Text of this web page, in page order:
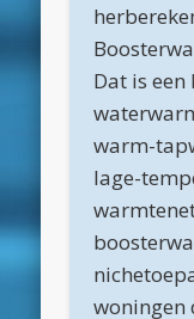
januari 2026
december 2025
oktober 2025
juni 2025
maart 2025
februari 2025
Dat is
warm-
lage-
woningen